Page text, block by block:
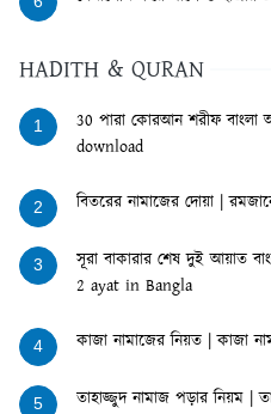
HADITH & QURAN
1
30 পারা কোরআন শরীফ বাংলা
download
2 বিতরের নামাজের দোয়া |
3
সূরা বাকারার শেষ দুই আয়াত
2 ayat in Bangla
4 কাজা নামাজের নিয়ত | কাজা
5 তাহাজ্জুদ নামাজ পড়ার নিয়ম |